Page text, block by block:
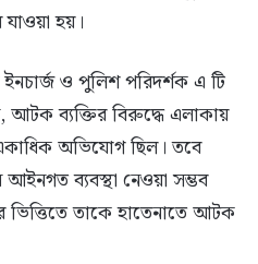
হয়।
ও পুলিশ পরিদর্শক এ টি
ব্যক্তির বিরুদ্ধে এলাকায়
অভিযোগ ছিল। তবে
আইনগত ব্যবস্থা নেওয়া সম্ভব
ভিত্তিতে তাকে হাতেনাতে আটক